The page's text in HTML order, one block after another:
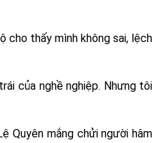
cho thấy mình không sai, lệch
của nghề nghiệp. Nhưng tôi
Quyên mắng chửi người hâm